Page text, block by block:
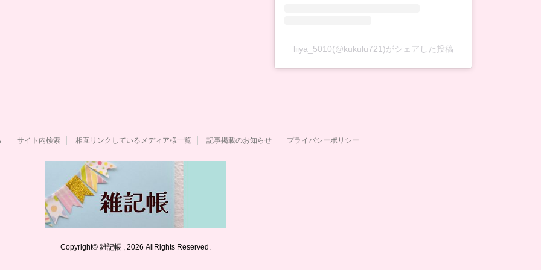
liiya_5010(@kukulu721)がシェアした投稿
サイト内検索 相互リンクしているメディア様一覧 記事掲載のお知らせ プライバシーポリシー
Copyright© 雑記帳 , 2026 AllRights Reserved.